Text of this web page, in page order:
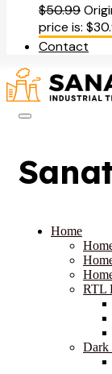
$50.99
price is:
Contact
Home
RTL
Dark